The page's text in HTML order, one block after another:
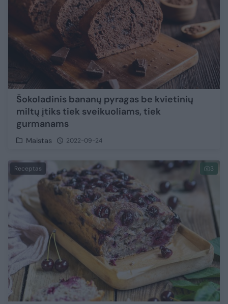
Šokoladinis bananų pyragas be kvietinių
miltų įtiks tiek sveikuoliams, tiek
gurmanams
Maistas 2022-09-24
Receptas 3